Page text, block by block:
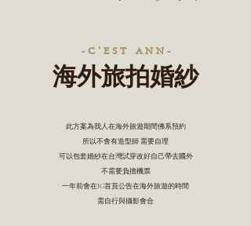
- C ' E S T A N N -
​海外旅拍婚紗
此方案為我人在海外旅遊期間佛系預約
所以不會有造型師 需要自理
​可以包套婚紗在台灣試穿改好自己帶去國外
不需要負擔機票
一年前會在IG首頁公告在海外旅遊的時間
需自行與攝影會合